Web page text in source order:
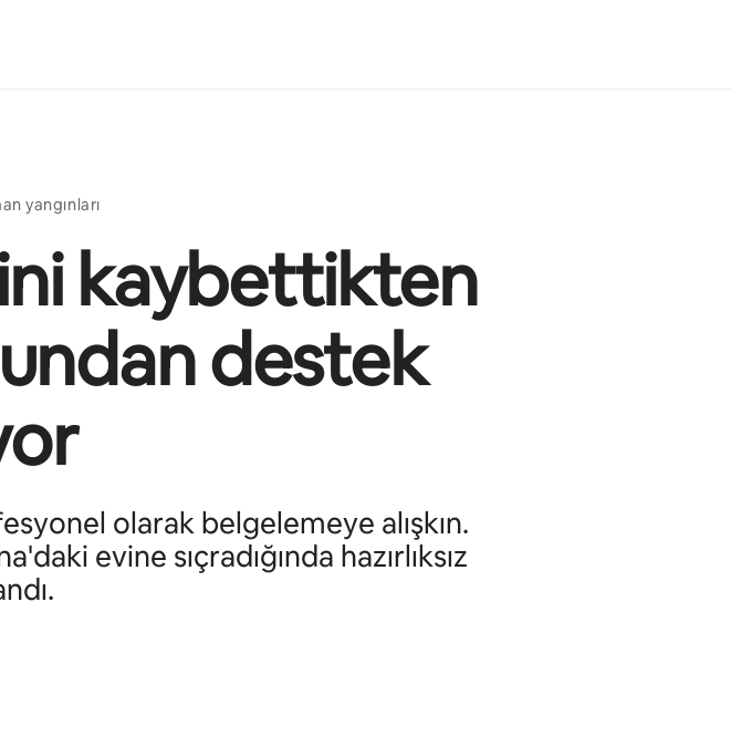
yangınları
kaybettikten
destek
olarak belgelemeye alışkın.
evine sıçradığında hazırlıksız